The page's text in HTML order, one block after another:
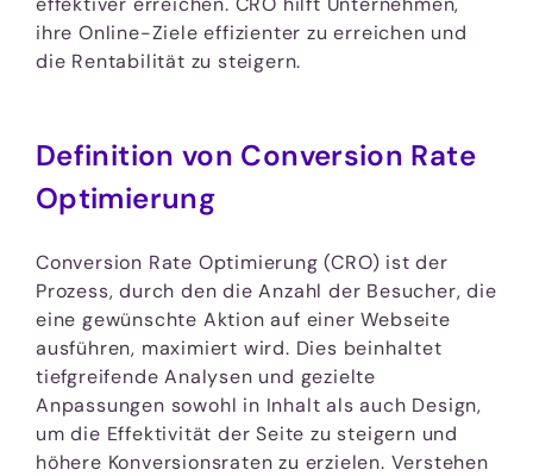
ihre Online-Ziele effizienter zu erreichen und
die Rentabilität zu steigern.
Definition von Conversion Rate
Optimierung
Conversion Rate Optimierung (CRO) ist der
Prozess, durch den die Anzahl der Besucher, die
eine gewünschte Aktion auf einer Webseite
ausführen, maximiert wird. Dies beinhaltet
tiefgreifende Analysen und gezielte
Anpassungen sowohl in Inhalt als auch Design,
um die Effektivität der Seite zu steigern und
höhere Konversionsraten zu erzielen. Verstehen